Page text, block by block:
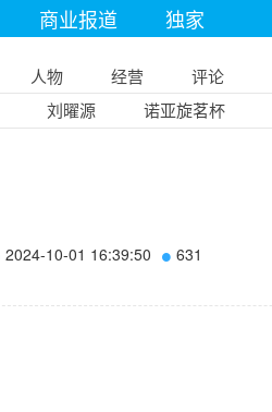
商业报道 独家
人物 经营 评论
刘曜源 诺亚旋茗杯
2024-10-01 16:39:50 631